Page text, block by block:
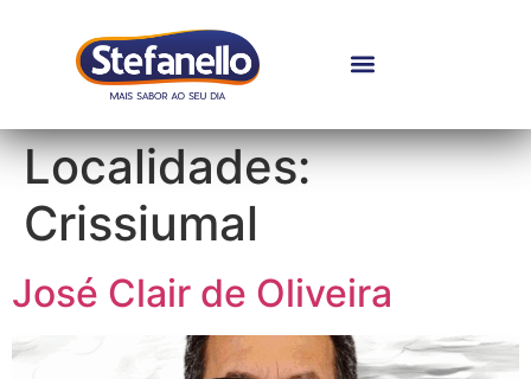
Localidades:
Crissiumal
José Clair de Oliveira